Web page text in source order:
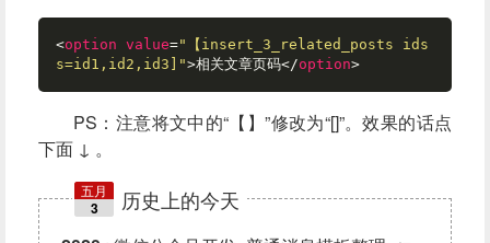
<option value="【insert_3_related_posts ids
s=id1,id2,id3]">相关文章页码</option>
PS：注意将文中的“【】”修改为“[]”。效果的话点
下面 ↓ 。
五月
3 历史上的今天